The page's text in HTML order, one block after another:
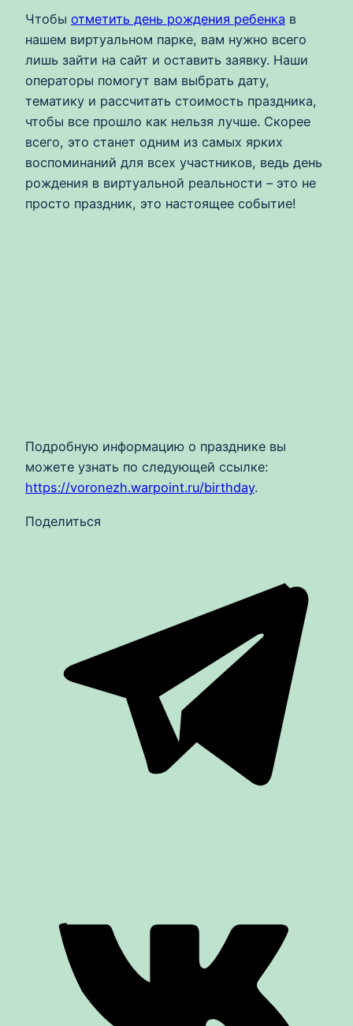
Чтобы отметить день рождения ребенка в
нашем виртуальном парке, вам нужно всего
лишь зайти на сайт и оставить заявку. Наши
операторы помогут вам выбрать дату,
тематику и рассчитать стоимость праздника,
чтобы все прошло как нельзя лучше. Скорее
всего, это станет одним из самых ярких
воспоминаний для всех участников, ведь день
рождения в виртуальной реальности – это не
просто праздник, это настоящее событие!
Подробную информацию о празднике вы
можете узнать по следующей ссылке:
https://voronezh.warpoint.ru/birthday.
Поделиться